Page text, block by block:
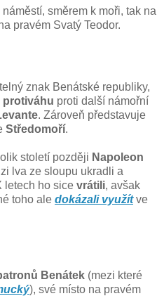
směrem k moři, tak na
pravém Svatý Teodor.
znak Benátské republiky,
protiváhu proti další námořní
. Zároveň představuje
Středomoří.
století později Napoleon
lva ze sloupu ukradli a
letech ho sice vrátili, avšak
toho ale dokázali využítve
Benátek (mezi které
), své místo na pravém